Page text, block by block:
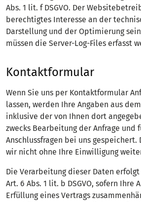
Abs. 1 lit. f DSGVO. Der
berechtigtes Interesse an der
Darstellung und der Optimierung
müssen die Server-Log-Files erfasst
Kontaktformular
Wenn Sie uns per Kontaktformular
lassen, werden Ihre Angaben aus
inklusive der von Ihnen dort
zwecks Bearbeitung der Anfrage und
Anschlussfragen bei uns gespeichert.
wir nicht ohne Ihre Einwilligung
Die Verarbeitung dieser Daten
Art. 6 Abs. 1 lit. b DSGVO, sofern Ihre
Erfüllung eines Vertrags